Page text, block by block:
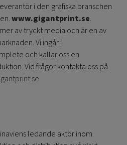
i den grafiska branschen
www.gigantprint.se.
av tryckt media och är en av
Vi ingår i
och kallar oss en
Vid frågor kontakta oss på
ledande aktör inom